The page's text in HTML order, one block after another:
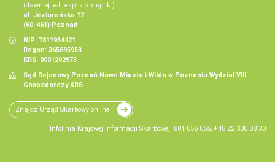
(dawniej: e-file sp. z o.o. sp. k.)
ul. Jeziorańska 12
(60-461) Poznań
NIP: 7811934421
Regon: 365695953
KRS: 0001202973
Sąd Rejonowy Poznań Nowe Miasto i Wilda w Poznaniu Wydział VIII
Gospodarczy KRS.
Znajdź Urząd Skarbowy online
Infolinia Krajowej Informacji Skarbowej: 801 055 055, +48 22 330 03 30